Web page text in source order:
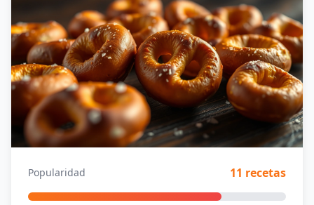
Popularidad 11 recetas